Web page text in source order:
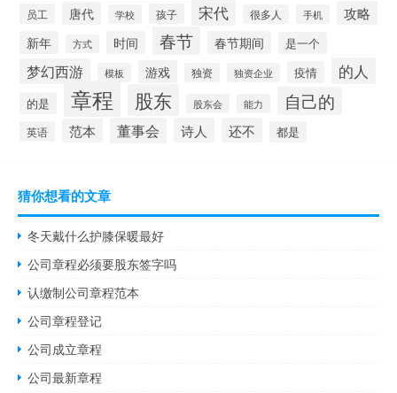
员工 唐代 学校 孩子 宋代 很多人 手机 攻略
新年 方式 时间 春节 春节期间 是一个
梦幻西游 模板 游戏 独资 独资企业 疫情 的人
的是 章程 股东 股东会 能力 自己的
英语 范本 董事会 诗人 还不 都是
猜你想看的文章
冬天戴什么护膝保暖最好
公司章程必须要股东签字吗
认缴制公司章程范本
公司章程登记
公司成立章程
公司最新章程